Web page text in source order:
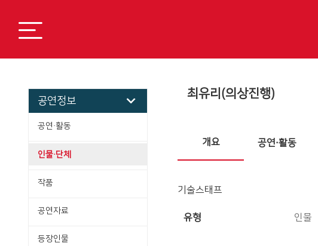
공연정보
공연·활동
인물·단체
작품
공연자료
등장인물
최유리(의상진행)
개요 공연·활동
기술스태프
유형 인물